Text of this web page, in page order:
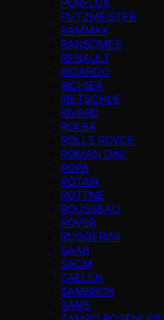
PURFLUX
PUTZMEISTER
RAMMAX
RANSOMES
RENAULT
RICARDO
RICHIER
RIETSCHLE
RIVARD
ROLBA
ROLLS ROYCE
ROMAN DAC
ROPA
ROTAIR
ROTTNE
ROUSSEAU
ROVER
RUGGERINI
SAAB
SACM
SAELEN
SAMBRON
SAME